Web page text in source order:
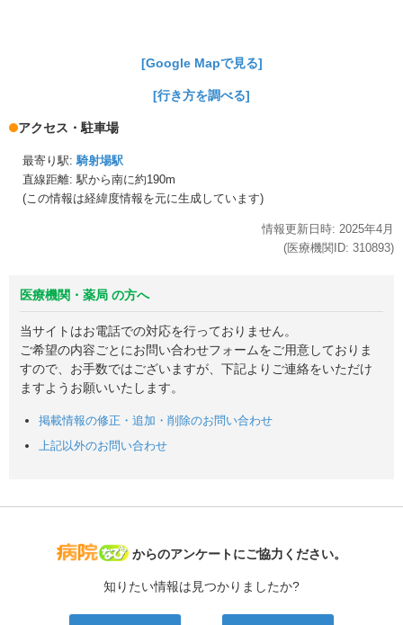
[Google Mapで見る]
[行き方を調べる]
アクセス・駐車場
最寄り駅: 騎射場駅
直線距離: 駅から南に約190m
(この情報は経緯度情報を元に生成しています)
情報更新日時: 2025年4月
(医療機関ID: 310893)
医療機関・薬局 の方へ
当サイトはお電話での対応を行っておりません。
ご希望の内容ごとにお問い合わせフォームをご用意しておりま
すので、お手数ではございますが、下記よりご連絡をいただけ
ますようお願いいたします。
掲載情報の修正・追加・削除のお問い合わせ
上記以外のお問い合わせ
病院なび
からのアンケートにご協力ください。
知りたい情報は見つかりましたか?